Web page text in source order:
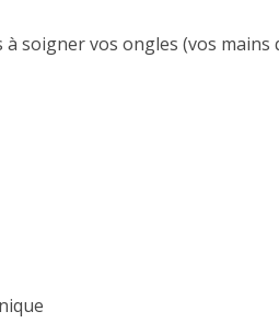
soigner vos ongles (vos mains